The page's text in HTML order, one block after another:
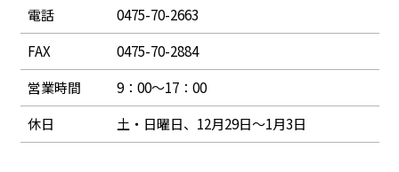
電話
0475-70-2663
FAX
0475-70-2884
営業時間
9：00～17：00
休日
土・日曜日、12月29日～1月3日